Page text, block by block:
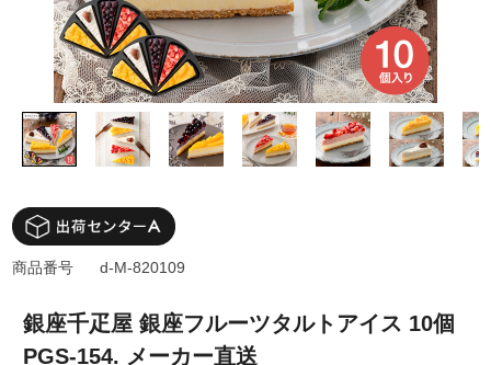
銀座千疋屋 銀座フルーツタルトアイス 10個
PGS-154. メーカー直送
商品番号 d-M-820109